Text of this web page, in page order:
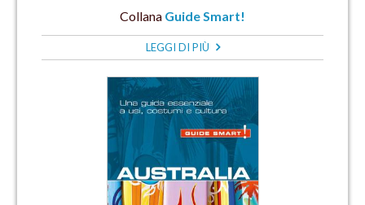
Collana Guide Smart!
LEGGI DI PIÙ